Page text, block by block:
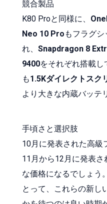
競合製品
K80 Proと同様に、
Neo 10 Pro もフラグ
れ、 Snapdragon 8
9400をそれぞれ搭載
も1.5Kダイレクトスク
より大きな内蔵バッテ
手頃さと選択肢
10月に発表された高級
11月から12月に発表
な価格になるでしょう
とって、これらの新し